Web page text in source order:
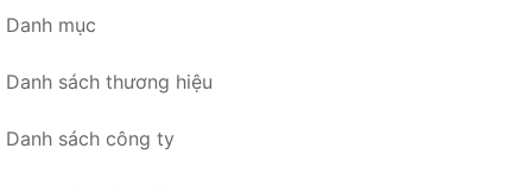
Danh mục
Danh sách thương hiệu
Danh sách công ty